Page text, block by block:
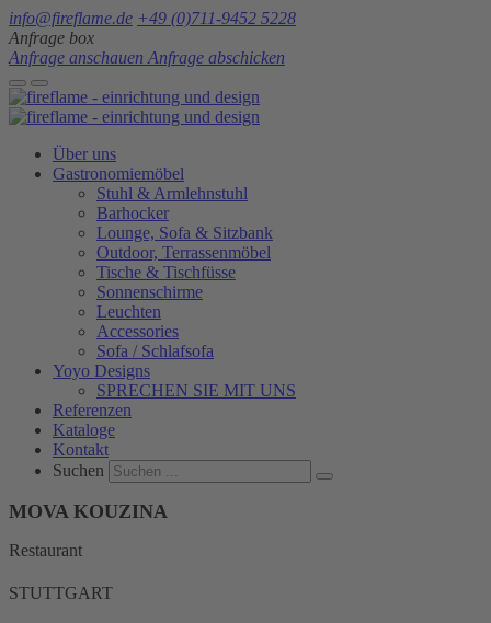
info@fireflame.de +49 (0)711-9452 5228
Anfrage box
Anfrage anschauen Anfrage abschicken
Über uns
Gastronomiemöbel
Stuhl & Armlehnstuhl
Barhocker
Lounge, Sofa & Sitzbank
Outdoor, Terrassenmöbel
Tische & Tischfüsse
Sonnenschirme
Leuchten
Accessories
Sofa / Schlafsofa
Yoyo Designs
SPRECHEN SIE MIT UNS
Referenzen
Kataloge
Kontakt
Suchen
MOVA KOUZINA
Restaurant
STUTTGART